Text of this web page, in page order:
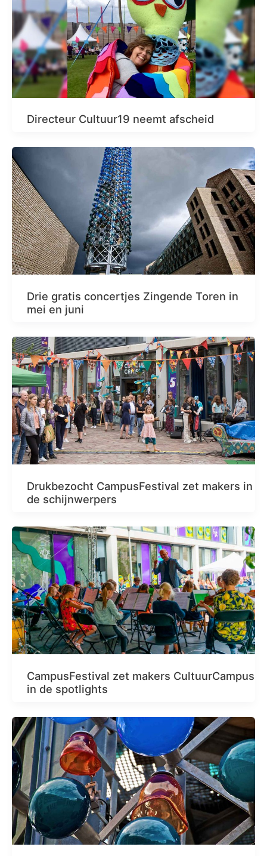
Directeur Cultuur19 neemt afscheid
Drie gratis concertjes Zingende Toren in
mei en juni
Drukbezocht CampusFestival zet makers in
de schijnwerpers
CampusFestival zet makers CultuurCampus
in de spotlights